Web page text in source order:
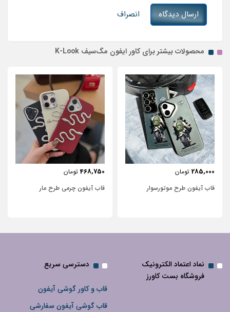
ارسال دیدگاه انصراف
محصولات بیشتر برای کاور ایفون مگ‌سیف K-Look
468,750
قاب آیفون چرمی طرح مار
443,750
قاب آیفون شفاف با پاپیون
نماد اعتماد الکترونیک
فروشگاه بست کاورز
دسترسی سریع
قاب و کاور گوشی آیفون
قاب گوشی آیفون سفارشی